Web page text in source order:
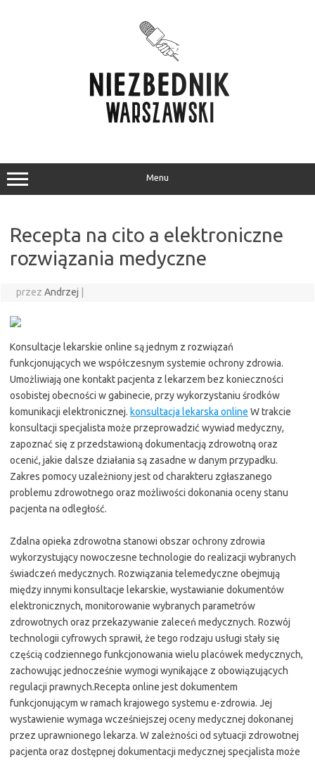
Menu
Recepta na cito a elektroniczne
rozwiązania medyczne
przez Andrzej
Konsultacje lekarskie online są jednym z rozwiązań
funkcjonujących we współczesnym systemie ochrony zdrowia.
Umożliwiają one kontakt pacjenta z lekarzem bez konieczności
osobistej obecności w gabinecie, przy wykorzystaniu środków
komunikacji elektronicznej. konsultacja lekarska online W trakcie
konsultacji specjalista może przeprowadzić wywiad medyczny,
zapoznać się z przedstawioną dokumentacją zdrowotną oraz
ocenić, jakie dalsze działania są zasadne w danym przypadku.
Zakres pomocy uzależniony jest od charakteru zgłaszanego
problemu zdrowotnego oraz możliwości dokonania oceny stanu
pacjenta na odległość.
Zdalna opieka zdrowotna stanowi obszar ochrony zdrowia
wykorzystujący nowoczesne technologie do realizacji wybranych
świadczeń medycznych. Rozwiązania telemedyczne obejmują
między innymi konsultacje lekarskie, wystawianie dokumentów
elektronicznych, monitorowanie wybranych parametrów
zdrowotnych oraz przekazywanie zaleceń medycznych. Rozwój
technologii cyfrowych sprawił, że tego rodzaju usługi stały się
częścią codziennego funkcjonowania wielu placówek medycznych,
zachowując jednocześnie wymogi wynikające z obowiązujących
regulacji prawnych.Recepta online jest dokumentem
funkcjonującym w ramach krajowego systemu e-zdrowia. Jej
wystawienie wymaga wcześniejszej oceny medycznej dokonanej
przez uprawnionego lekarza. W zależności od sytuacji zdrowotnej
pacjenta oraz dostępnej dokumentacji medycznej specjalista może